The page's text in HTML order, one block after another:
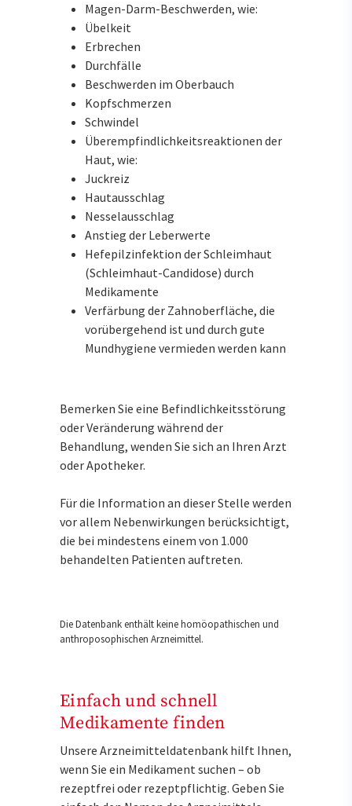
Magen-Darm-Beschwerden, wie:
Übelkeit
Erbrechen
Durchfälle
Beschwerden im Oberbauch
Kopfschmerzen
Schwindel
Überempfindlichkeitsreaktionen der
Haut, wie:
Juckreiz
Hautausschlag
Nesselausschlag
Anstieg der Leberwerte
Hefepilzinfektion der Schleimhaut
(Schleimhaut-Candidose) durch
Medikamente
Verfärbung der Zahnoberfläche, die
vorübergehend ist und durch gute
Mundhygiene vermieden werden kann
Bemerken Sie eine Befindlichkeitsstörung
oder Veränderung während der
Behandlung, wenden Sie sich an Ihren Arzt
oder Apotheker.
Für die Information an dieser Stelle werden
vor allem Nebenwirkungen berücksichtigt,
die bei mindestens einem von 1.000
behandelten Patienten auftreten.
Die Datenbank enthält keine homöopathischen und
anthroposophischen Arzneimittel.
Einfach und schnell
Medikamente finden
Unsere Arzneimitteldatenbank hilft Ihnen,
wenn Sie ein Medikament suchen – ob
rezeptfrei oder rezeptpflichtig. Geben Sie